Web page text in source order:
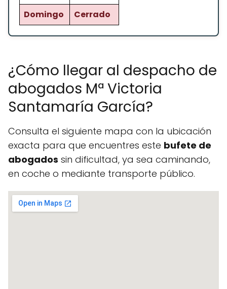
Domingo
Cerrado
¿Cómo llegar al despacho de
abogados Mª Victoria
Santamaría García?
Consulta el siguiente mapa con la ubicación
exacta para que encuentres este bufete de
abogados sin dificultad, ya sea caminando,
en coche o mediante transporte público.